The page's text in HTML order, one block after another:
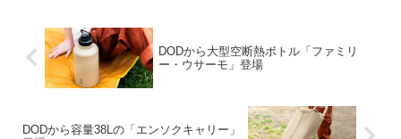
DODから大型空断熱ボトル「ファミリ
ー・ウサーモ」登場
DODから容量38Lの「エンソクキャリー」